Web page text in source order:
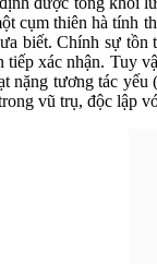
cụm thiên hà tính
biết. Chính sự
xác nhận. Tuy
nặng tương tác
vũ trụ, độc lập